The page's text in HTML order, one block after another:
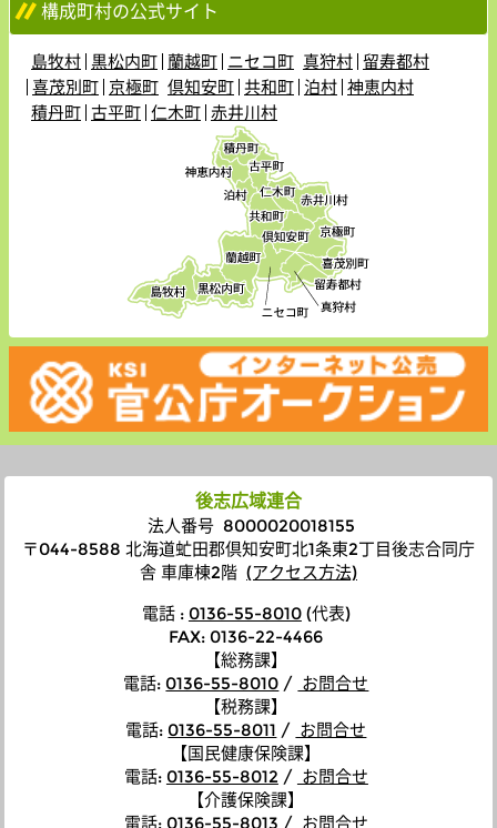
構成町村の公式サイト
島牧村 黒松内町 蘭越町 ニセコ町 真狩村 留寿都村
喜茂別町 京極町 倶知安町 共和町 泊村 神恵内村
積丹町 古平町 仁木町 赤井川村
後志広域連合
法人番号 8000020018155
〒044-8588 北海道虻田郡倶知安町北1条東2丁目後志合同庁
舎 車庫棟2階 (アクセス方法)
電話 : 0136-55-8010(代表)
FAX: 0136-22-4466
【総務課】
電話: 0136-55-8010 / お問合せ
【税務課】
電話: 0136-55-8011 / お問合せ
【国民健康保険課】
電話: 0136-55-8012 / お問合せ
【介護保険課】
電話: 0136-55-8013 / お問合せ